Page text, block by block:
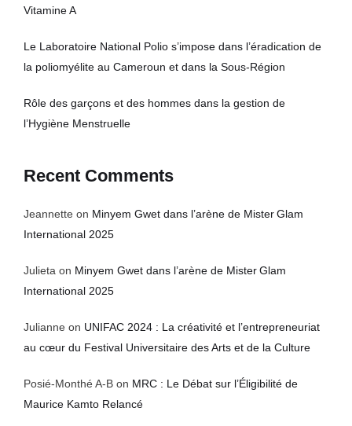
Vitamine A
Le Laboratoire National Polio s’impose dans l’éradication de
la poliomyélite au Cameroun et dans la Sous-Région
Rôle des garçons et des hommes dans la gestion de
l’Hygiène Menstruelle
Recent Comments
Jeannette on Minyem Gwet dans l’arène de Mister Glam
International 2025
Julieta on Minyem Gwet dans l’arène de Mister Glam
International 2025
Julianne on UNIFAC 2024 : La créativité et l’entrepreneuriat
au cœur du Festival Universitaire des Arts et de la Culture
Posié-Monthé A-B on MRC : Le Débat sur l’Éligibilité de
Maurice Kamto Relancé